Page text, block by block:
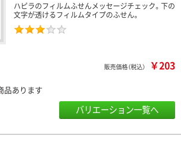
ハピラのフィルムふせんメッセージチェック。下の
文字が透けるフィルムタイプのふせん。
販売価格（税込） ￥203
品あります
バリエーション一覧へ